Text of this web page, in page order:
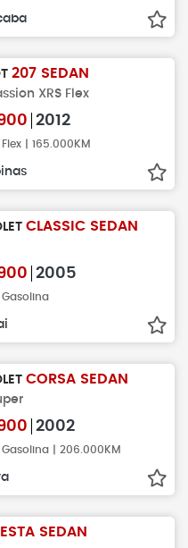
207 SEDAN
XRS Flex
2012
| 165.000KM
CLASSIC SEDAN
2005
CORSA SEDAN
2002
| 206.000KM
SEDAN